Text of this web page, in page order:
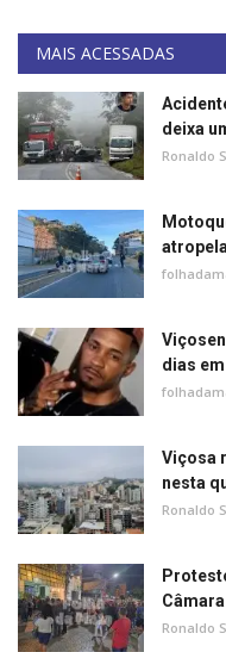
MAIS ACESSADAS
deixa
Ronaldo
dias
Viçosa
nesta
Ronaldo
Ronaldo